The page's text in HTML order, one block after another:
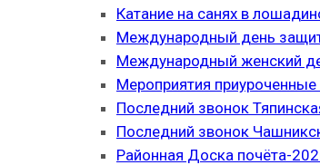
Катание на санях в
Международный день
Международный женский
Мероприятия
Последний звонок
Последний звонок
Районная Доска почёта-